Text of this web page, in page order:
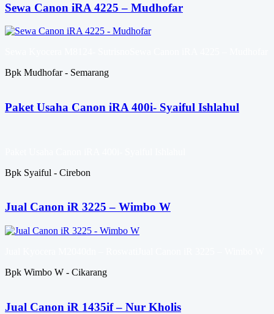
Sewa Canon iRA 4225 – Mudhofar
Bpk Mudhofar - Semarang
Paket Usaha Canon iRA 400i- Syaiful Ishlahul
Bpk Syaiful - Cirebon
Jual Canon iR 3225 – Wimbo W
Bpk Wimbo W - Cikarang
Jual Canon iR 1435if – Nur Kholis